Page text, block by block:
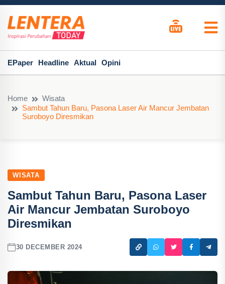
EPaper Headline Aktual Opini
Home
Wisata
Sambut Tahun Baru, Pasona Laser Air Mancur Jembatan
Suroboyo Diresmikan
WISATA
Sambut Tahun Baru, Pasona Laser
Air Mancur Jembatan Suroboyo
Diresmikan
30 DECEMBER 2024